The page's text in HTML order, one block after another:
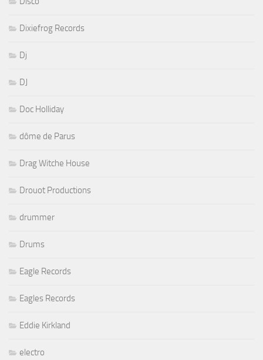
Dixiefrog Records
Dj
DJ
Doc Holliday
dôme de Parus
Drag Witche House
Drouot Productions
drummer
Drums
Eagle Records
Eagles Records
Eddie Kirkland
electro